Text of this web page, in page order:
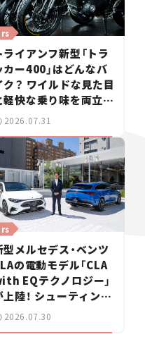
ライアンフ新型「トラ
カー400」はどんなバ
ク？ ワイルドな見た目
軽快な乗り味を両立し
400ccフラットトラッ
2026.07.31
型メルセデス・ベンツ
の電動モデル「CLA
EQテクノロジー」
上陸！ シューティング
レークも発売【新車ニ
2026.07.30